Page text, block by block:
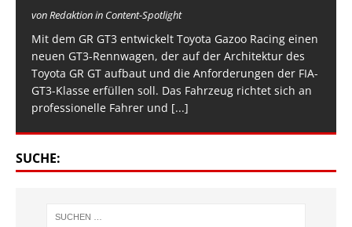
von Redaktion in Content-Spotlight
Mit dem GR GT3 entwickelt Toyota Gazoo Racing einen
neuen GT3-Rennwagen, der auf der Architektur des
Toyota GR GT aufbaut und die Anforderungen der FIA-
GT3-Klasse erfüllen soll. Das Fahrzeug richtet sich an
professionelle Fahrer und [...]
SUCHE: